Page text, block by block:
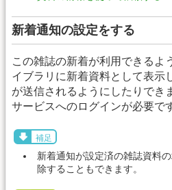
新着通知の設定をする
この雑誌の新着が利用できるよ
イブラリに新着資料として表示
が送信されるようにしたりでき
サービスへのログインが必要で
補足
新着通知が設定済の雑誌資料
除することもできます。